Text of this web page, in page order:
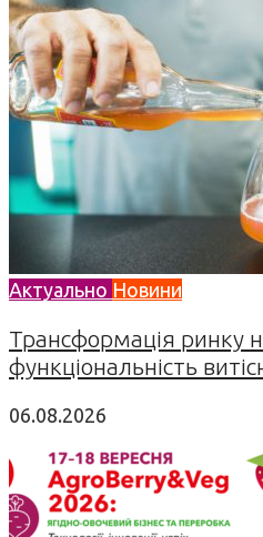
Актуально Новини
Трансформація ринку
функціональність
06.08.2026